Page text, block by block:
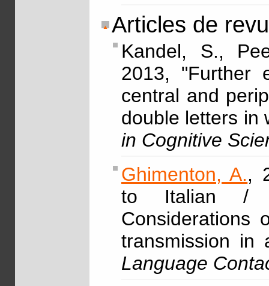
Articles de
Kandel, S.,
2013, "Further
central and
double letters in
in Cognitive
Ghimenton, A.,
to Italian /
Considerations
transmission
Language